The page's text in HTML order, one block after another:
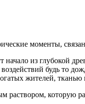
моменты,
из глубокой
будь то
жителей,
которую